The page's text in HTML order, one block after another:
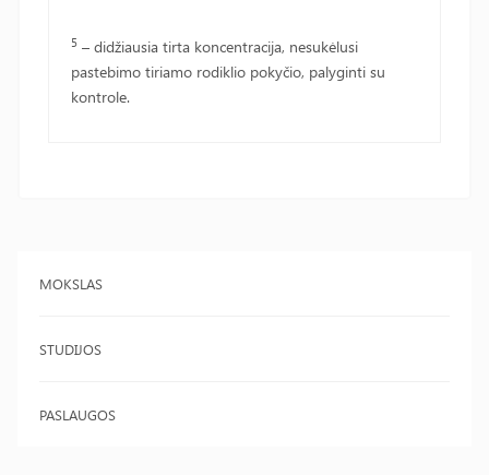
MOKSLAS
STUDIJOS
PASLAUGOS
5 – didžiausia tirta koncentracija, nesukėlusi
pastebimo tiriamo rodiklio pokyčio, palyginti su
kontrole.